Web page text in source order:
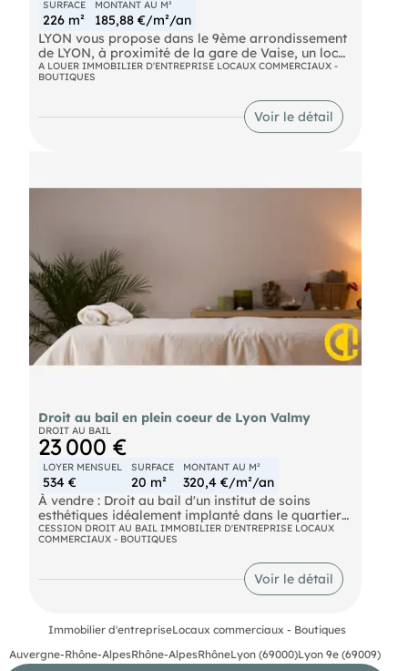
dès maintenant pour plus d'informations ou pour
organiser une visite.
(EI) Agent Commercial - Numéro RSAC : LYON 982
SURFACE
226 m²
MONTANT AU M²
185,88 €/m²/an
LYON vous propose dans le 9ème arrondissement
de LYON, à proximité de la gare de Vaise, un local
commercial à louer d'une superficie de 226.99 m²
environ.
A LOUER IMMOBILIER D'ENTREPRISE LOCAUX COMMERCIAUX -
BOUTIQUES
Voir le détail
Droit au bail en plein coeur de Lyon Valmy
DROIT AU BAIL
23 000 €
LOYER MENSUEL
534 €
SURFACE
20 m²
MONTANT AU M²
320,4 €/m²/an
À vendre : Droit au bail d'un institut de soins
esthétiques idéalement implanté dans le quartier
dynamique et recherché de Valmy. Atouts de
l'emplacement : Quartier commerçant et animé,
idéal pour une activité bien-être Excellente
visibilité grace à un fort passage piéton Proximité
immédiate des transports en commun et des
entrepreneur souhaitant s'implanter dans un
secteur stratégique. Contactez-nous dès
maintenant pour plus d'informations et organiser
CESSION DROIT AU BAIL IMMOBILIER D'ENTREPRISE LOCAUX
COMMERCIAUX - BOUTIQUES
Voir le détail
Immobilier d'entrepriseLocaux commerciaux - Boutiques
Auvergne-Rhône-AlpesRhône-AlpesRhôneLyon (69000)Lyon 9e (69009)